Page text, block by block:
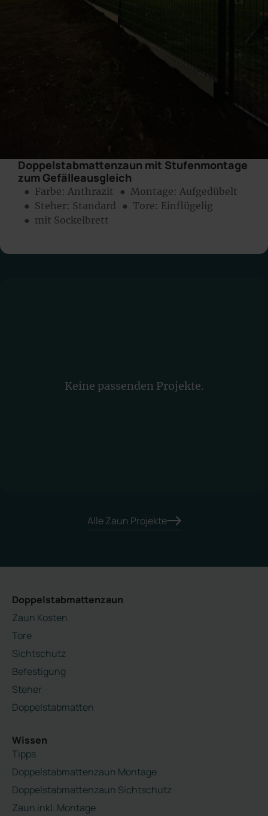
Doppelstabmattenzaun mit Stufenmontage
zum Gefälleausgleich
● Farbe: Anthrazit ● Montage: Aufgedübelt
● Steher: Standard
● Tore: Einflügelig
● mit Sockelbrett
Keine passenden Projekte.
Alle Zaun Projekte
Doppelstabmattenzaun
Zaun Kosten
Tore
Sichtschutz
Befestigung
Steher
Doppelstabmatten
Wissen
Tipps
Doppelstabmattenzaun Montage
Doppelstabmattenzaun Sichtschutz
Zaun inkl. Montage